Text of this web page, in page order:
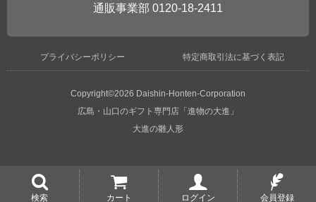
検索 カート ログイン 会員登録
0120-18-2411
プライバシーポリシー 特定商取引法に基づく表記
Copyright©2026 Daishin-Honten-Corporation
広島・山口のギフト専門店「進物の大進」
大進の雛人形